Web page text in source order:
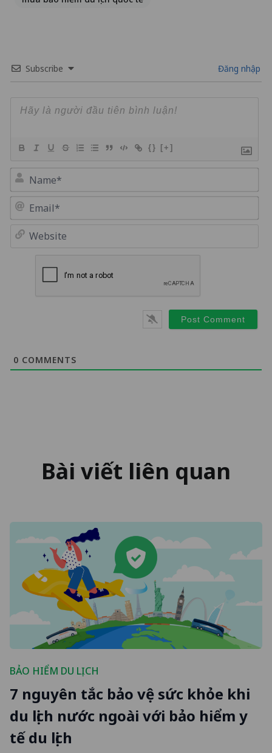
Subscribe Đăng nhập
{} [+]
0 COMMENTS
Bài viết liên quan
BẢO HIỂM DU LỊCH
7 nguyên tắc bảo vệ sức khỏe khi
du lịch nước ngoài với bảo hiểm y
tế du lịch